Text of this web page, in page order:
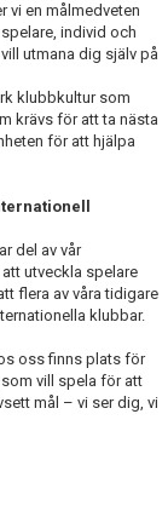
vi en målmedveten
individ och
utmana dig själv på
klubbkultur som
krävs för att ta nästa
för att hjälpa
del av vår
utveckla spelare
flera av våra tidigare
klubbar.
oss finns plats för
vill spela för att
mål – vi ser dig, vi